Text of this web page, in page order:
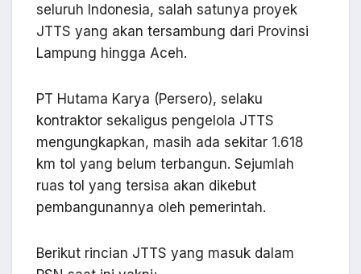
seluruh Indonesia, salah satunya proyek
JTTS yang akan tersambung dari Provinsi
Lampung hingga Aceh.
PT Hutama Karya (Persero), selaku
kontraktor sekaligus pengelola JTTS
mengungkapkan, masih ada sekitar 1.618
km tol yang belum terbangun. Sejumlah
ruas tol yang tersisa akan dikebut
pembangunannya oleh pemerintah.
Berikut rincian JTTS yang masuk dalam